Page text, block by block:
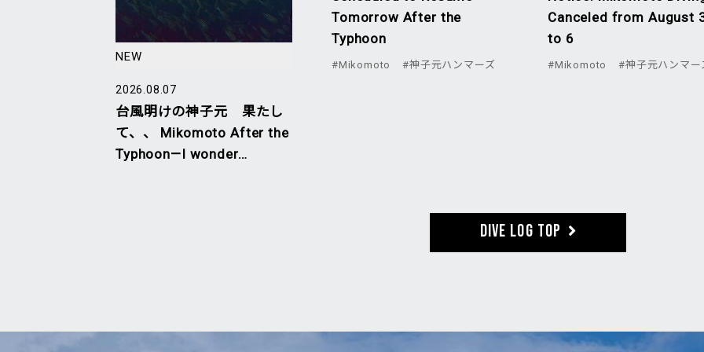
NEW
2026.08.07
台風明けの神子元 果たし
て、、 Mikomoto After the
Typhoon—I wonder…
Tomorrow After the
Typhoon
#Mikomoto #神子元ハンマーズ
Canceled from August
to 6
#Mikomoto #神子元ハンマー
DIVE LOG TOP